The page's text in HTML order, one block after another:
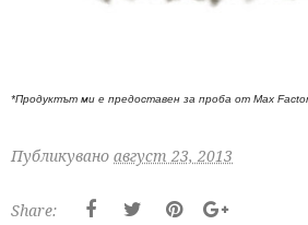
*Продуктът ми е предоставен за проба от Max Factor
Публикувано август 23, 2013
Share: